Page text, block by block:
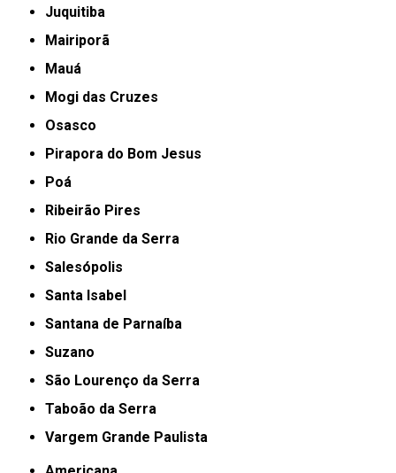
Juquitiba
Mairiporã
Mauá
Mogi das Cruzes
Osasco
Pirapora do Bom Jesus
Poá
Ribeirão Pires
Rio Grande da Serra
Salesópolis
Santa Isabel
Santana de Parnaíba
Suzano
São Lourenço da Serra
Taboão da Serra
Vargem Grande Paulista